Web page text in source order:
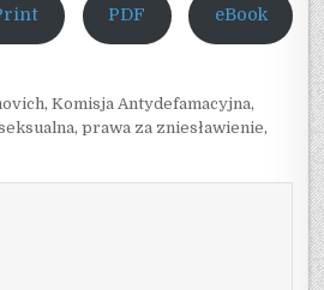
PDF eBook
, Komisja Antydefamacyjna,
, prawa za zniesławienie,